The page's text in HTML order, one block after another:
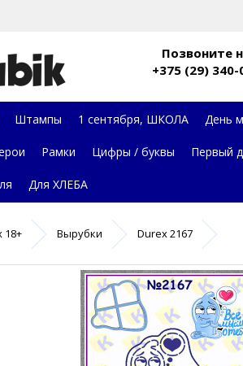
Позвоните
+375 (29) 340-
Штампы 1 сентября, ШКОЛА День
Рамки Цифры / буквы Первый
Для ХЛЕБА
18+ Вырубки Durex 2167